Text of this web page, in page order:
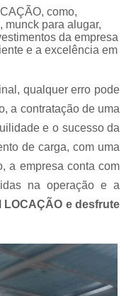
de Caminhões
para Transporte de
de Transporte
Rodoviário de
de Transportes
de Container
para Transporte de
Transportadora
Transporte de
Container
como,
munck para alugar,
da empresa
e a excelência em
qualquer erro pode
a contratação de uma
e o sucesso da
de carga, com uma
a empresa conta com
na operação e a
LOCAÇÃO e desfrute